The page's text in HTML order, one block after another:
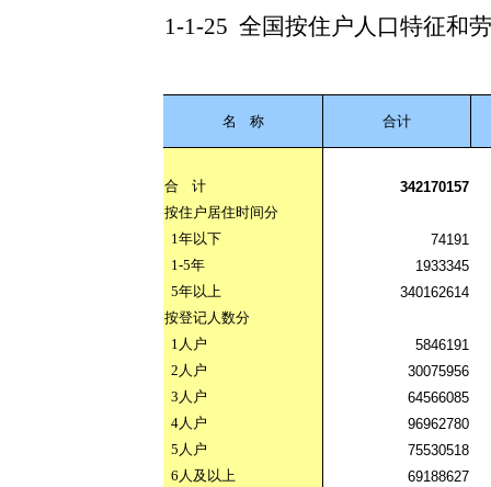
1-1-25 全国按住户人口特征和
名 称 合计
合 计
342170157
按住户居住时间分
1年以下
74191
1-5年
1933345
5年以上
340162614
按登记人数分
1 人户
5846191
2 人户
30075956
3 人户
64566085
4人户
96962780
5 人户
75530518
6 人及以上
69188627